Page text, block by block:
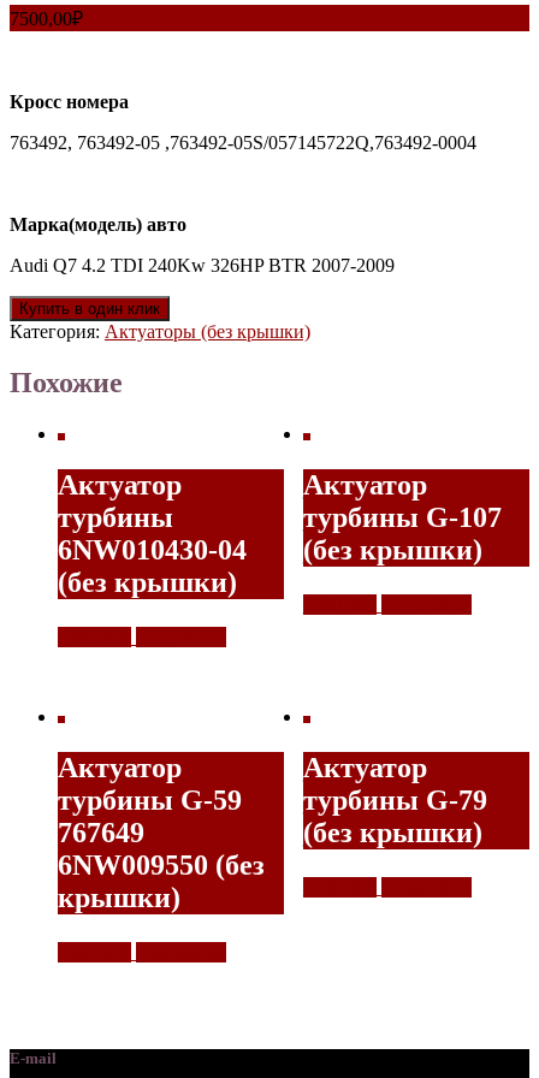
7500,00₽
Кросс номера
763492, 763492-05 ,763492-05S/057145722Q,763492-0004
Марка(модель) авто
Audi Q7 4.2 TDI 240Kw 326HP BTR 2007-2009
Купить в один клик
Категория: Актуаторы (без крышки)
Похожие
Актуатор
турбины
6NW010430-04
(без крышки)
Актуатор
турбины G-107
(без крышки)
Актуатор
турбины G-59
767649
6NW009550 (без
крышки)
Актуатор
турбины G-79
(без крышки)
E-mail